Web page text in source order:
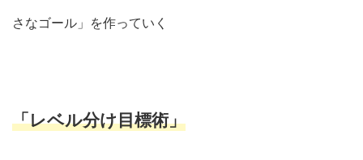
さなゴール」を作っていく
「レベル分け目標術」